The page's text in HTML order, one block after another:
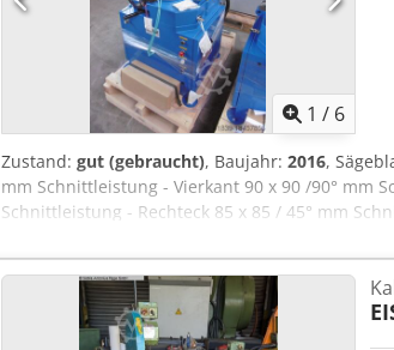
1 / 6
Zustand: gut (gebraucht), Baujahr: 2016,
mm Schnittleistung - Vierkant 90 x 90 /90° mm
Schnittleistung - Rechteck 85 x 85 / 45° mm
85 x 110 /45° mm Sägeblatt-Drehzahlen 25 /
Maschinengewicht ca. 0,24 t Dkodpfx Ajvxlkasp
ungbrauchte Ausstellungsmaschine, Säge ist
Schnellspannschraubstock, Materialanschlag,
45° rechts,